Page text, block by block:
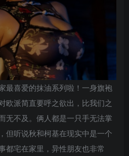
最喜爱的抹油系列啦！一身旗袍
欧派简直要呼之欲出，比我们之
无不及。俩人都是一只手无法掌
但听说秋和柯基在现实中是一个
都宅在家里，异性朋友也非常